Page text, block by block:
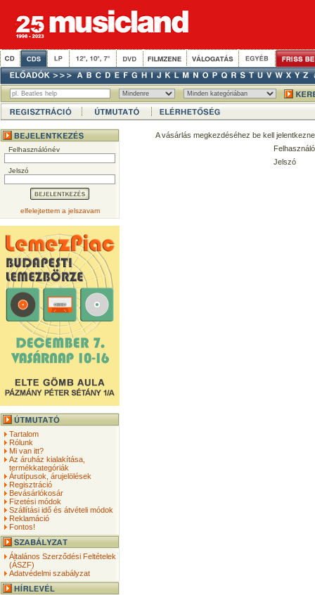
Felhasználónév
Jelszó
elfelejtettem a jelszavam
Tartalom
Rólunk
Mi van itt?
Az áruház kialakítása,
termékkategóriák
Árutípusok, árujelölések
Regisztráció
Bevásárlókosár
Fizetési módok
Szállítási idő és átvételi módok
Reklamáció
Fontos!
Általános Szerződési Feltételek
(ÁSZF)
Adatvédelmi szabályzat
A vásárlás megkezdéséhez be kell
Jelszó